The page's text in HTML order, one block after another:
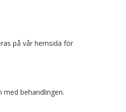
på vår hemsida för
behandlingen.